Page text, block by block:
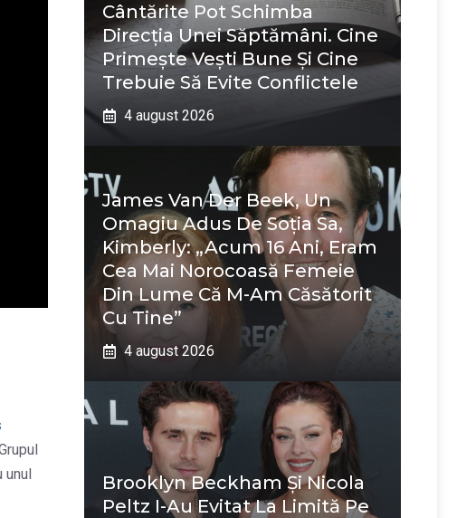
unul
Cântărite Pot Schimba
Direcția Unei Săptămâni. Cine
Primește Vești Bune Și Cine
Trebuie Să Evite Conflictele
4 august 2026
James Van Der Beek, Un
Omagiu Adus De Soția Sa,
Kimberly: „Acum 16 Ani, Eram
Cea Mai Norocoasă Femeie
Din Lume Că M-Am Căsătorit
Cu Tine”
4 august 2026
Brooklyn Beckham Și Nicola
Peltz I-Au Evitat La Limită Pe